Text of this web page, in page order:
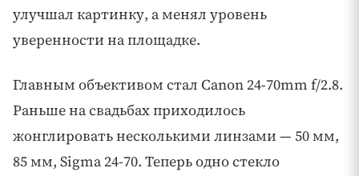
улучшал картинку, а менял уровень
уверенности на площадке.
Главным объективом стал Canon 24-70mm f/2.8.
Раньше на свадьбах приходилось
жонглировать несколькими линзами — 50 мм,
85 мм, Sigma 24-70. Теперь одно стекло